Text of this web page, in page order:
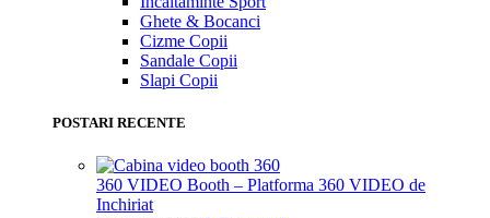
Ghete & Bocanci
Cizme Copii
Sandale Copii
Slapi Copii
POSTARI RECENTE
360 VIDEO Booth – Platforma 360 VIDEO de
Inchiriat